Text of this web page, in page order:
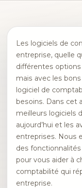
Les logiciels de
entreprise, quelle
différentes options
mais avec les
logiciel de
besoins. Dans cet
meilleurs logiciels
aujourd’hui et les
entreprises. Nous
des
pour vous aider à
comptabilité qui
entreprise.